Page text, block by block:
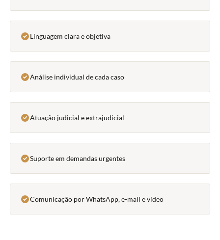
Linguagem clara e objetiva
Análise individual de cada caso
Atuação judicial e extrajudicial
Suporte em demandas urgentes
Comunicação por WhatsApp, e-mail e vídeo